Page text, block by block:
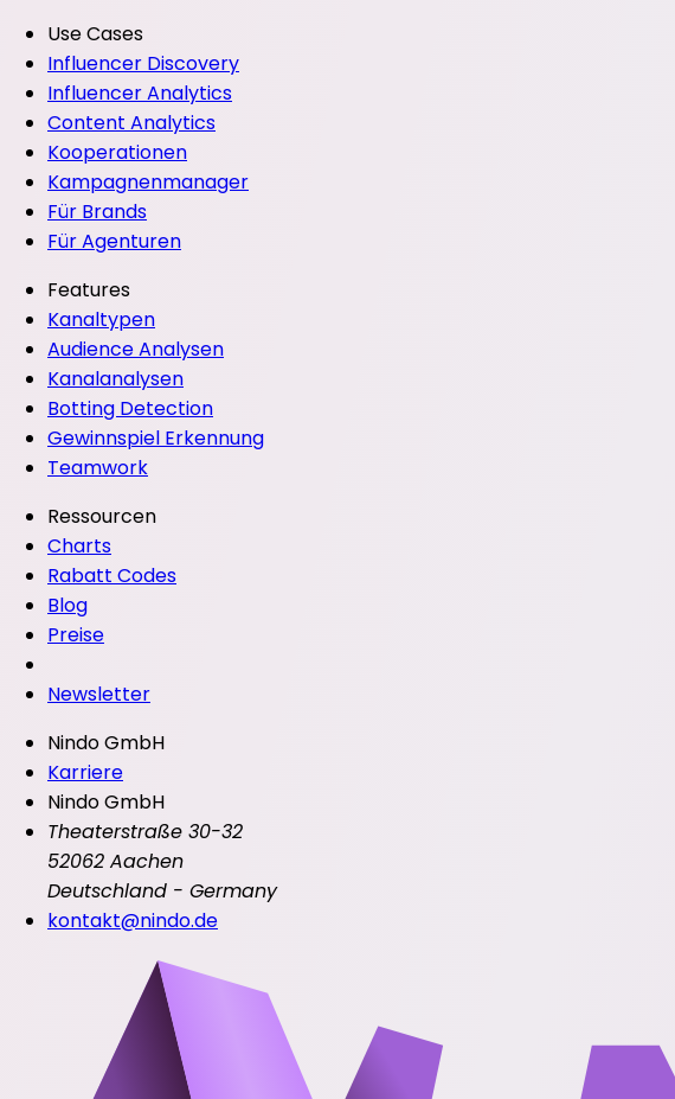
Use Cases
Influencer Discovery
Influencer Analytics
Content Analytics
Kooperationen
Kampagnenmanager
Für Brands
Für Agenturen
Features
Kanaltypen
Audience Analysen
Kanalanalysen
Botting Detection
Gewinnspiel Erkennung
Teamwork
Ressourcen
Charts
Rabatt Codes
Blog
Preise
Newsletter
Nindo GmbH
Karriere
Nindo GmbH
Theaterstraße 30-32
52062 Aachen
Deutschland - Germany
kontakt@nindo.de